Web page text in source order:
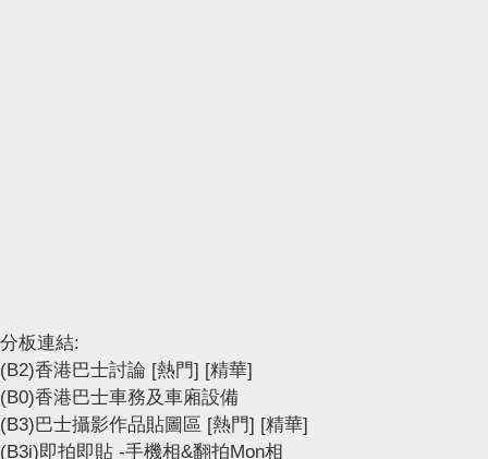
分板連結:
(B2)香港巴士討論 [熱門] [精華]
(B0)香港巴士車務及車廂設備
(B3)巴士攝影作品貼圖區 [熱門] [精華]
(B3i)即拍即貼 -手機相&翻拍Mon相